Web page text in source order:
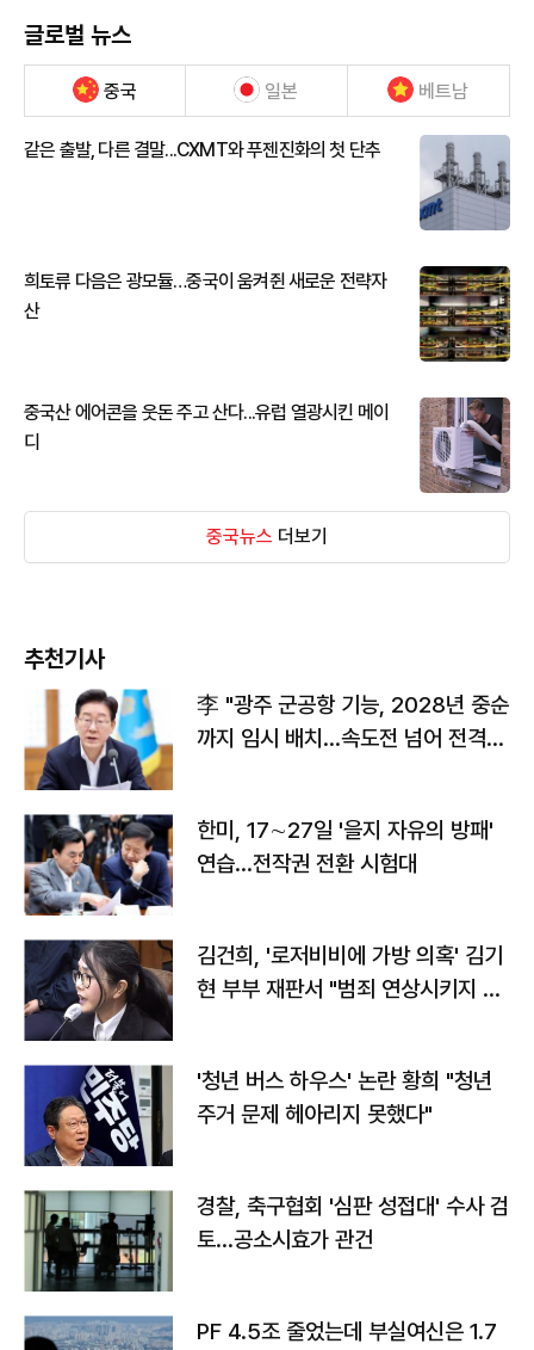
글로벌 뉴스
중국 일본 베트남
같은 출발, 다른 결말...CXMT와 푸젠진화의 첫 단추
희토류 다음은 광모듈…중국이 움켜쥔 새로운 전략자
산
중국산 에어콘을 웃돈 주고 산다...유럽 열광시킨 메이
디
중국뉴스 더보기
추천기사
李 "광주 군공항 기능, 2028년 중순
까지 임시 배치…속도전 넘어 전격
한미, 17∼27일 '을지 자유의 방패'
연습…전작권 전환 시험대
김건희, '로저비비에 가방 의혹' 김기
현 부부 재판서 "범죄 연상시키지 말
'청년 버스 하우스' 논란 황희 "청년
주거 문제 헤아리지 못했다"
경찰, 축구협회 '심판 성접대' 수사 검
토…공소시효가 관건
PF 4.5조 줄었는데 부실여신은 1.7